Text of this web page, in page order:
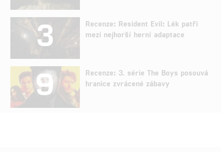
3
Recenze: Resident Evil: Lék patří
mezi nejhorší herní adaptace
9
Recenze: 3. série The Boys posouvá
hranice zvrácené zábavy